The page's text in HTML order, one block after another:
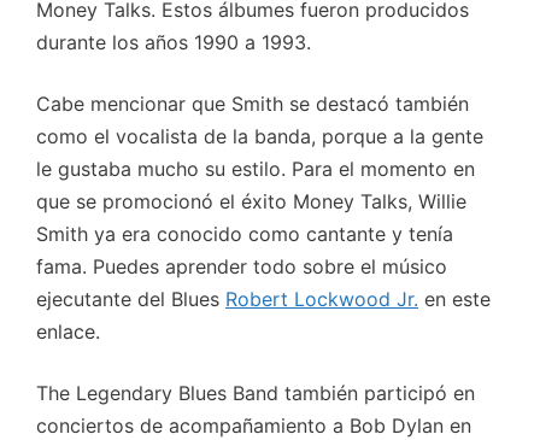
Money Talks. Estos álbumes fueron producidos
durante los años 1990 a 1993.
Cabe mencionar que Smith se destacó también
como el vocalista de la banda, porque a la gente
le gustaba mucho su estilo. Para el momento en
que se promocionó el éxito Money Talks, Willie
Smith ya era conocido como cantante y tenía
fama. Puedes aprender todo sobre el músico
ejecutante del Blues Robert Lockwood Jr. en este
enlace.
The Legendary Blues Band también participó en
conciertos de acompañamiento a Bob Dylan en